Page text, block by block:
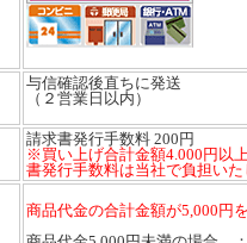
与信確認後直ちに発送
（２営業日以内）
請求書発行手数料 200円
※買い上げ合計金額4.000円以
書発行手数料は当社で負担いた
商品代金の合計金額が5,000円